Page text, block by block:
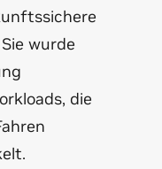
wurde
die